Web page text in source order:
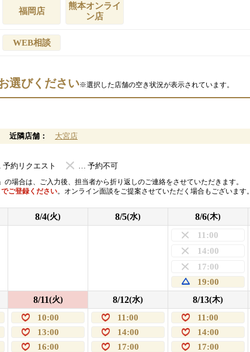
福岡店
熊本オンライ
ン店
WEB相談
選びください※選択した店舗の空き状況が表示されています。
近隣店舗： 大宮店
約リクエスト … 予約不可
場合は、ご入力後、担当者から折り返しのご連絡をさせていただきます。
ご登録ください。オンライン面談をご提案させていただく場合もございます。
8/4(火) 8/5(水) 8/6(木)
11:00
14:00
17:00
19:00
8/11(火)
10:00
13:00
16:00
8/12(水)
11:00
14:00
17:00
8/13(木)
11:00
14:00
17:00